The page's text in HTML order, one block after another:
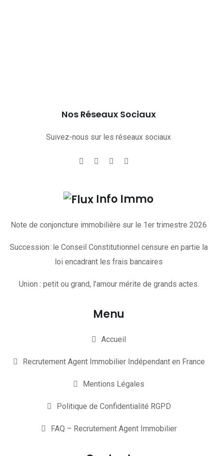
Nos Réseaux Sociaux
Suivez-nous sur les réseaux sociaux
Info Immo
Note de conjoncture immobilière sur le 1er trimestre 2026
Succession : le Conseil Constitutionnel censure en partie la
loi encadrant les frais bancaires
Union : petit ou grand, l'amour mérite de grands actes.
Menu
Accueil
Recrutement Agent Immobilier Indépendant en France
Mentions Légales
Politique de Confidentialité RGPD
FAQ – Recrutement Agent Immobilier